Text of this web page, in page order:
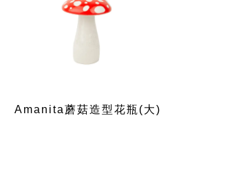
Amanita蘑菇造型花瓶(大)